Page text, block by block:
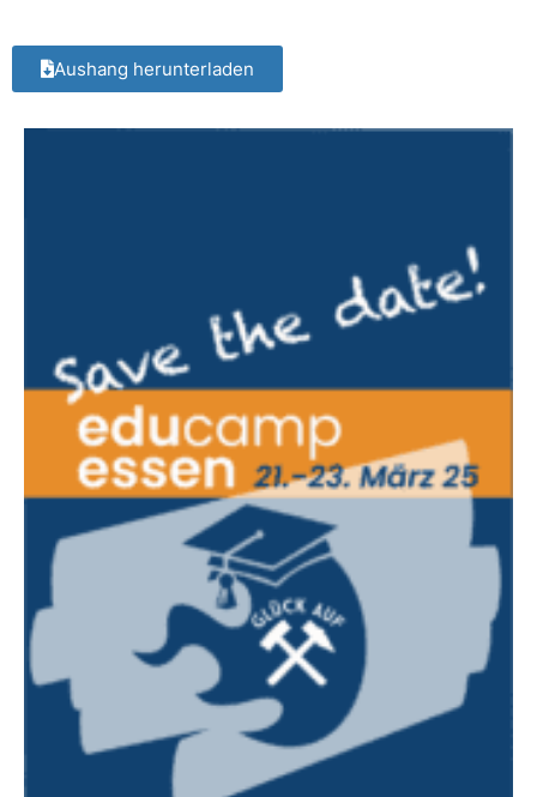
Aushang herunterladen